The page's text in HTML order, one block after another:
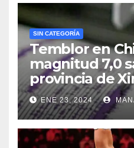
SIN CATEGORÍA
Temblor en
magnitud 7,0
provincia de
ENE 23, 2024